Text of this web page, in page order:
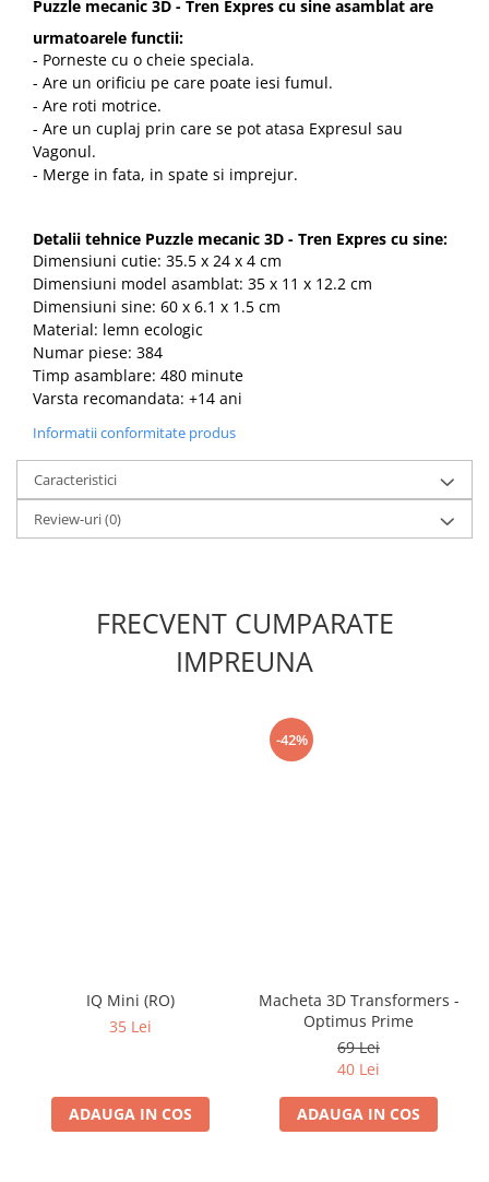
Puzzle mecanic 3D - Tren Expres cu sine asamblat are
urmatoarele functii:
- Porneste cu o cheie speciala.
- Are un orificiu pe care poate iesi fumul.
- Are roti motrice.
- Are un cuplaj prin care se pot atasa Expresul sau
Vagonul.
- Merge in fata, in spate si imprejur.
Detalii tehnice Puzzle mecanic 3D - Tren Expres cu sine:
Dimensiuni cutie: 35.5 x 24 x 4 cm
Dimensiuni model asamblat: 35 x 11 x 12.2 cm
Dimensiuni sine: 60 x 6.1 x 1.5 cm
Material: lemn ecologic
Numar piese: 384
Timp asamblare: 480 minute
Varsta recomandata: +14 ani
Informatii conformitate produs
Caracteristici
Review-uri(0)
FRECVENT CUMPARATE
IMPREUNA
IQ Mini (RO)
35 Lei
ADAUGA IN COS
-42%
Macheta 3D Transformers -
Optimus Prime
69 Lei
40 Lei
ADAUGA IN COS